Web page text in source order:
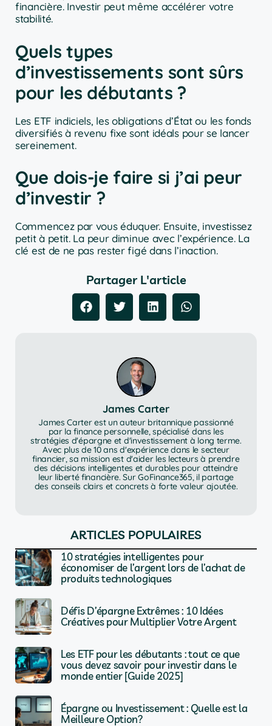
financière. Investir peut même accélérer votre
stabilité.
Quels types
d’investissements sont sûrs
pour les débutants ?
Les ETF indiciels, les obligations d’État ou les fonds
diversifiés à revenu fixe sont idéals pour se lancer
sereinement.
Que dois-je faire si j’ai peur
d’investir ?
Commencez par vous éduquer. Ensuite, investissez
petit à petit. La peur diminue avec l’expérience. La
clé est de ne pas rester figé dans l’inaction.
Partager L'article
James Carter
James Carter est un auteur britannique passionné
par la finance personnelle, spécialisé dans les
stratégies d'épargne et d'investissement à long terme.
Avec plus de 10 ans d'expérience dans le secteur
financier, sa mission est d'aider les lecteurs à prendre
des décisions intelligentes et durables pour atteindre
leur liberté financière. Sur GoFinance365, il partage
des conseils clairs et concrets à forte valeur ajoutée.
ARTICLES POPULAIRES
10 stratégies intelligentes pour
économiser de l’argent lors de l’achat de
produits technologiques
Défis D’épargne Extrêmes : 10 Idées
Créatives pour Multiplier Votre Argent
Les ETF pour les débutants : tout ce que
vous devez savoir pour investir dans le
monde entier [Guide 2025]
Épargne ou Investissement : Quelle est la
Meilleure Option?